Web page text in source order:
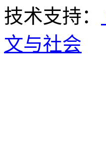
技术支持：
文与社会